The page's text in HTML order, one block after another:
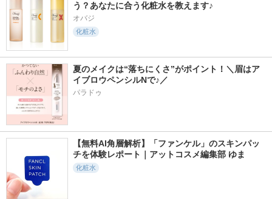
う？あなたに合う化粧水を教えます♪
オバジ
化粧水
夏のメイクは“落ちにくさ”がポイント！＼眉はア
イブロウペンシルNで♪／
パラドゥ
【無料AI角層解析】「ファンケル」のスキンパッ
チを体験レポート｜アットコスメ編集部 ゆま
化粧水